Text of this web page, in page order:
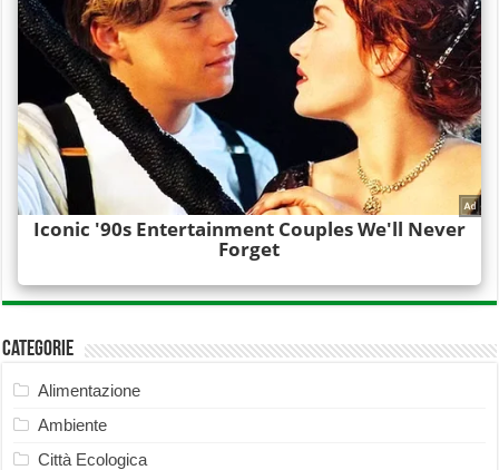
Categorie
Alimentazione
Ambiente
Città Ecologica